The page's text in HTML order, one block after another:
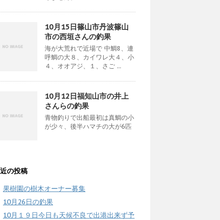
10月15日篠山市丹波篠山
市の西垣さんの釣果
海が大荒れで近場で 中鯛8、連
呼鯛の大８、カイワレ大４、小
４、オオアジ、１、さご ...
10月12日福知山市の井上
さんらの釣果
青物釣りで出船最初は真鯛の小
が少々、後半ハマチの大が6匹
の投稿
果樹園の樹木オーナー募集
10月26日の釣果
10月１９日今日も天候不良で出港出来ず予